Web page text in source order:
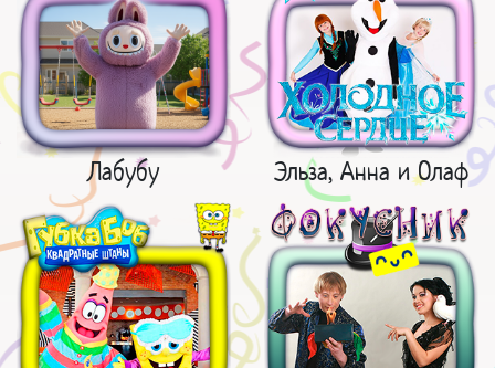
Лабубу Эльза, Анна и Олаф